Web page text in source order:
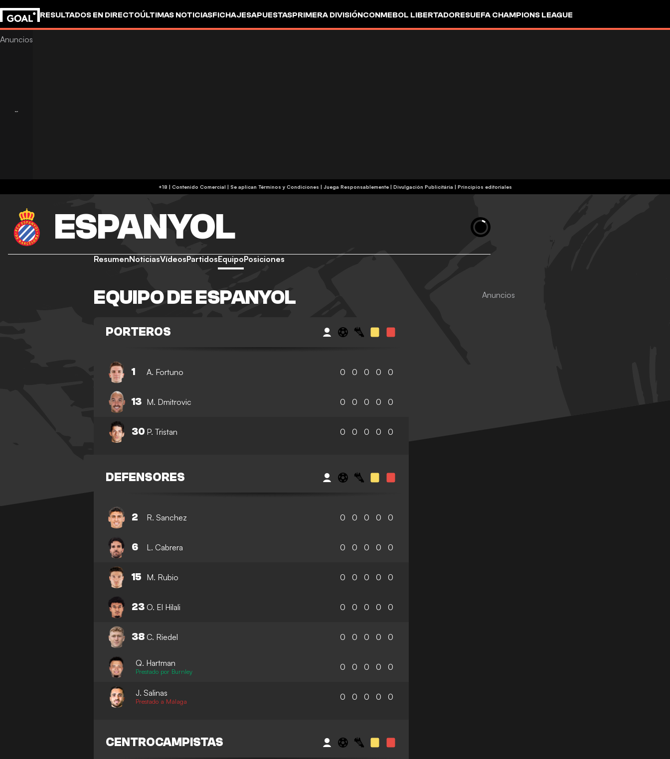
RESULTADOS EN DIRECTOÚLTIMAS NOTICIASFICHAJESAPUESTASPRIMERA DIVISIÓNCONMEBOL LIBERTADORESUEFA CHAMPIONS LEAGUE
+18 | Contenido Comercial | Se aplican Términos y Condiciones | Juega Responsablemente| Divulgación Publicitária | Principios editoriales
ESPANYOL
ResumenNoticiasVídeosPartidosEquipoPosiciones
EQUIPO DE ESPANYOL
PORTEROS
1 A. Fortuno 0 0 0 0 0
13 M. Dmitrovic 0 0 0 0 0
30 P. Tristan 0 0 0 0 0
DEFENSORES
2 R. Sanchez 0 0 0 0 0
6 L. Cabrera 0 0 0 0 0
15 M. Rubio 0 0 0 0 0
23 O. El Hilali 0 0 0 0 0
38 C. Riedel 0 0 0 0 0
Q. Hartman
Prestado por Burnley 0 0 0 0 0
J. Salinas
Prestado a Málaga 0 0 0 0 0
CENTROCAMPISTAS